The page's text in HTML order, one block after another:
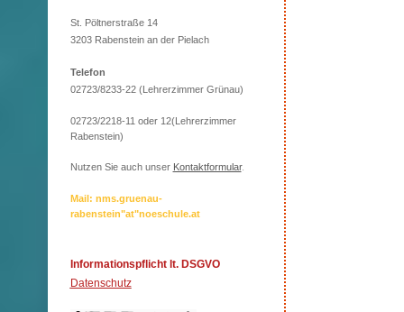
St. Pöltnerstraße 14
3203 Rabenstein an der Pielach
Telefon
02723/8233-22 (Lehrerzimmer Grünau)
02723/2218-11 oder 12(Lehrerzimmer
Rabenstein)
Nutzen Sie auch unser Kontaktformular.
Mail: nms.gruenau-
rabenstein"at"noeschule.at
Informationspflicht lt. DSGVO
Datenschutz